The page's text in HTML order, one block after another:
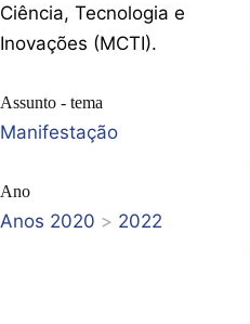
Ciência, Tecnologia e
Inovações (MCTI).
Assunto - tema
Manifestação
Ano
Anos 2020 > 2022